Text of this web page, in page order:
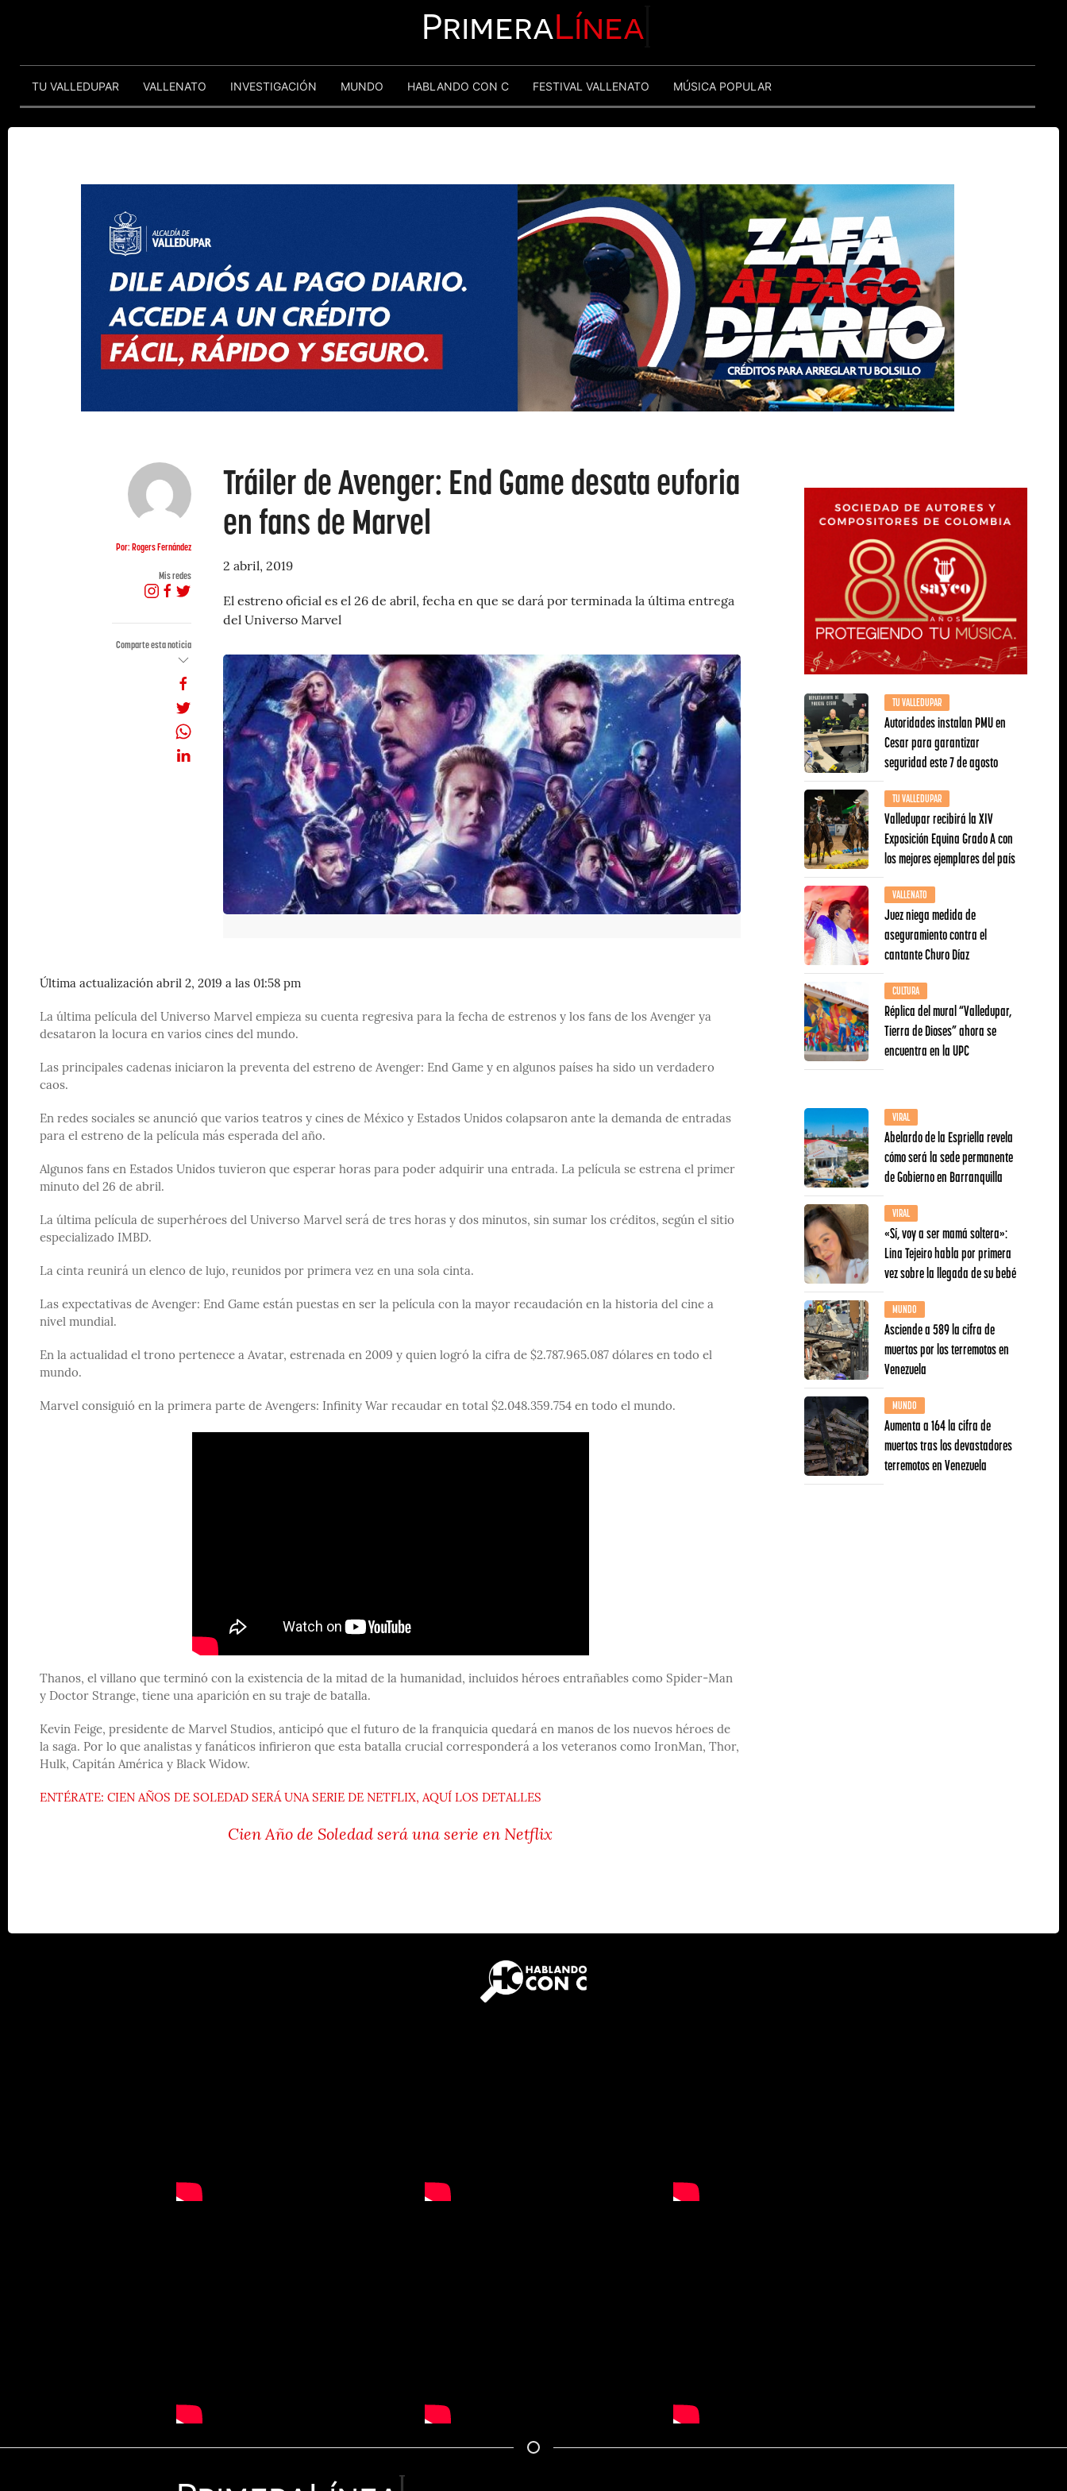
PrimeraLínea
TU VALLEDUPAR VALLENATO INVESTIGACIÓN MUNDO HABLANDO CON C FESTIVAL VALLENATO MÚSICA POPULAR
Por: Rogers Fernández
Mis redes
Comparte esta noticia
Tráiler de Avenger: End Game desata euforia
en fans de Marvel
2 abril, 2019
El estreno oficial es el 26 de abril, fecha en que se dará por terminada la última entrega
del Universo Marvel
Última actualización abril 2, 2019 a las 01:58 pm
La última película del Universo Marvel empieza su cuenta regresiva para la fecha de estrenos y los fans de los Avenger ya
desataron la locura en varios cines del mundo.
Las principales cadenas iniciaron la preventa del estreno de Avenger: End Game y en algunos países ha sido un verdadero
caos.
En redes sociales se anunció que varios teatros y cines de México y Estados Unidos colapsaron ante la demanda de entradas
para el estreno de la película más esperada del año.
Algunos fans en Estados Unidos tuvieron que esperar horas para poder adquirir una entrada. La película se estrena el primer
minuto del 26 de abril.
La última película de superhéroes del Universo Marvel será de tres horas y dos minutos, sin sumar los créditos, según el sitio
especializado IMBD.
La cinta reunirá un elenco de lujo, reunidos por primera vez en una sola cinta.
Las expectativas de Avenger: End Game están puestas en ser la película con la mayor recaudación en la historia del cine a
nivel mundial.
En la actualidad el trono pertenece a Avatar, estrenada en 2009 y quien logró la cifra de $2.787.965.087 dólares en todo el
mundo.
Marvel consiguió en la primera parte de Avengers: Infinity War recaudar en total $2.048.359.754 en todo el mundo.
Thanos, el villano que terminó con la existencia de la mitad de la humanidad, incluidos héroes entrañables como Spider-Man
y Doctor Strange, tiene una aparición en su traje de batalla.
Kevin Feige, presidente de Marvel Studios, anticipó que el futuro de la franquicia quedará en manos de los nuevos héroes de
la saga. Por lo que analistas y fanáticos infirieron que esta batalla crucial corresponderá a los veteranos como IronMan, Thor,
Hulk, Capitán América y Black Widow.
ENTÉRATE: CIEN AÑOS DE SOLEDAD SERÁ UNA SERIE DE NETFLIX, AQUÍ LOS DETALLES
Cien Año de Soledad será una serie en Netflix
TU VALLEDUPAR
Autoridades instalan PMU en
Cesar para garantizar
seguridad este 7 de agosto
TU VALLEDUPAR
Valledupar recibirá la XIV
Exposición Equina Grado A con
los mejores ejemplares del país
VALLENATO
Juez niega medida de
aseguramiento contra el
cantante Churo Díaz
CULTURA
Réplica del mural “Valledupar,
Tierra de Dioses” ahora se
encuentra en la UPC
VIRAL
Abelardo de la Espriella revela
cómo será la sede permanente
de Gobierno en Barranquilla
VIRAL
«Sí, voy a ser mamá soltera»:
Lina Tejeiro habla por primera
vez sobre la llegada de su bebé
MUNDO
Asciende a 589 la cifra de
muertos por los terremotos en
Venezuela
MUNDO
Aumenta a 164 la cifra de
muertos tras los devastadores
terremotos en Venezuela